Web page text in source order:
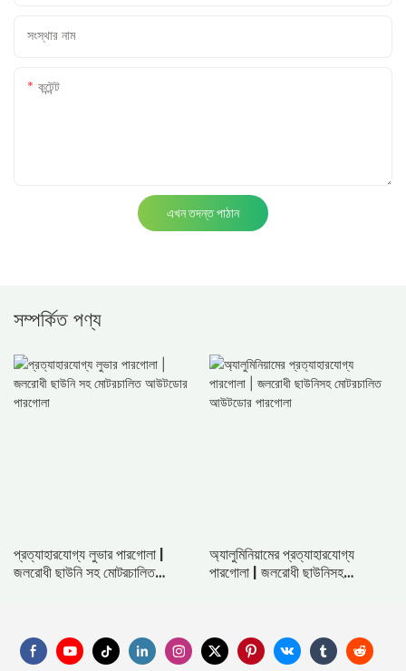
সংস্থার নাম
কন্টেন্ট
এখন তদন্ত পাঠান
সম্পর্কিত পণ্য
প্রত্যাহারযোগ্য লুভার পারগোলা |
জলরোধী ছাউনি সহ মোটরচালিত
অ্যালুমিনিয়ামের প্রত্যাহারযোগ্য
পারগোলা | জলরোধী ছাউনিসহ